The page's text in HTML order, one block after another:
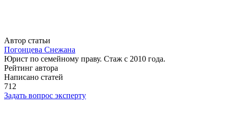
Автор статьи
Погонцева Снежана
Юрист по семейному праву. Стаж с 2010 года.
Рейтинг автора
Написано статей
712
Задать вопрос эксперту